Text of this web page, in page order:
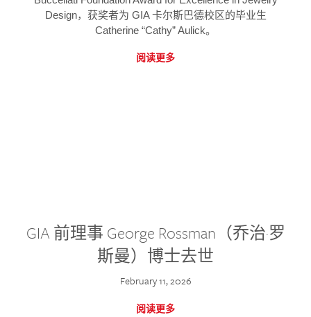
Design，获奖者为 GIA 卡尔斯巴德校区的毕业生
Catherine “Cathy” Aulick。
阅读更多
GIA 前理事 George Rossman（乔治·罗
斯曼）博士去世
February 11, 2026
阅读更多